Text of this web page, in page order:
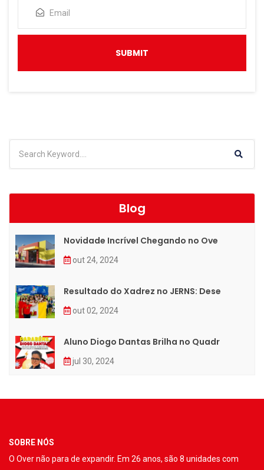
Blog
Novidade Incrível Chegando no Ove
out 24, 2024
Resultado do Xadrez no JERNS: Dese
out 02, 2024
Aluno Diogo Dantas Brilha no Quadr
jul 30, 2024
SOBRE NÓS
O Over não para de expandir. Em 26 anos, são 8 unidades com